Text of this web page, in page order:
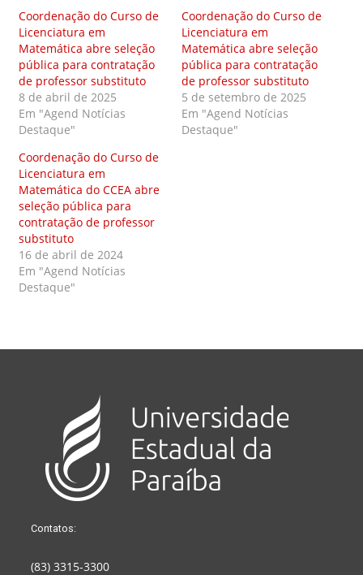
Coordenação do Curso de
Licenciatura em
Matemática abre seleção
pública para contratação
de professor substituto
8 de abril de 2025
Em "Agend Notícias
Destaque"
Coordenação do Curso de
Licenciatura em
Matemática abre seleção
pública para contratação
de professor substituto
5 de setembro de 2025
Em "Agend Notícias
Destaque"
Coordenação do Curso de
Licenciatura em
Matemática do CCEA abre
seleção pública para
contratação de professor
substituto
16 de abril de 2024
Em "Agend Notícias
Destaque"
Contatos:
(83) 3315-3300